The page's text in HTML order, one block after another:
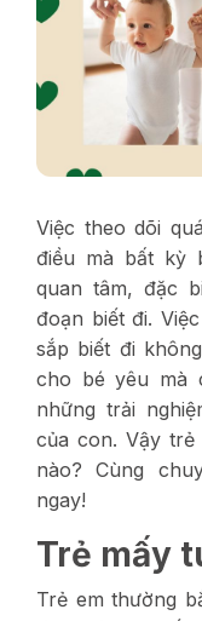
Việc theo dõi
điều mà bất kỳ
quan tâm, đặc
đoạn biết đi.
sắp biết đi
cho bé yêu mà
những trải
của con. Vậy
nào? Cùng
ngay!
Trẻ mấy
Trẻ em thường